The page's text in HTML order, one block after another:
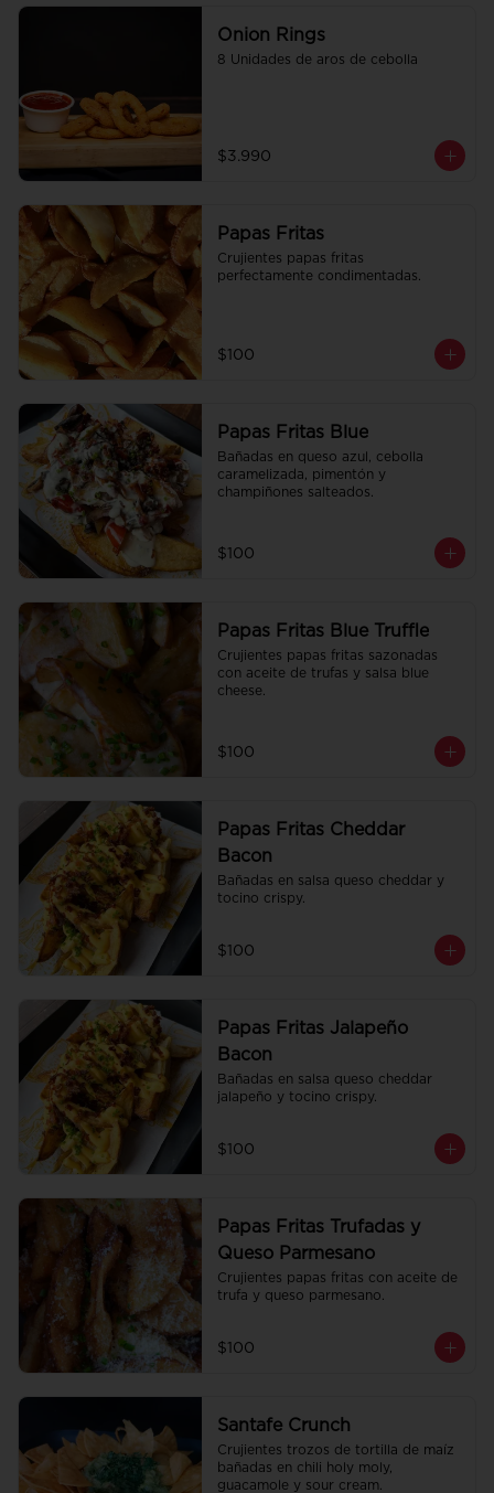
Onion Rings
8 Unidades de aros de cebolla
$3.990
Papas Fritas
Crujientes papas fritas
perfectamente condimentadas.
$100
Papas Fritas Blue
Bañadas en queso azul, cebolla
caramelizada, pimentón y
champiñones salteados.
$100
Papas Fritas Blue Truffle
Crujientes papas fritas sazonadas
con aceite de trufas y salsa blue
cheese.
$100
Papas Fritas Cheddar
Bacon
Bañadas en salsa queso cheddar y
tocino crispy.
$100
Papas Fritas Jalapeño
Bacon
Bañadas en salsa queso cheddar
jalapeño y tocino crispy.
$100
Papas Fritas Trufadas y
Queso Parmesano
Crujientes papas fritas con aceite de
trufa y queso parmesano.
$100
Santafe Crunch
Crujientes trozos de tortilla de maíz
bañadas en chili holy moly,
guacamole y sour cream.